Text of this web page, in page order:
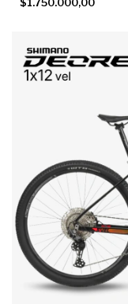
$1.750.000,00